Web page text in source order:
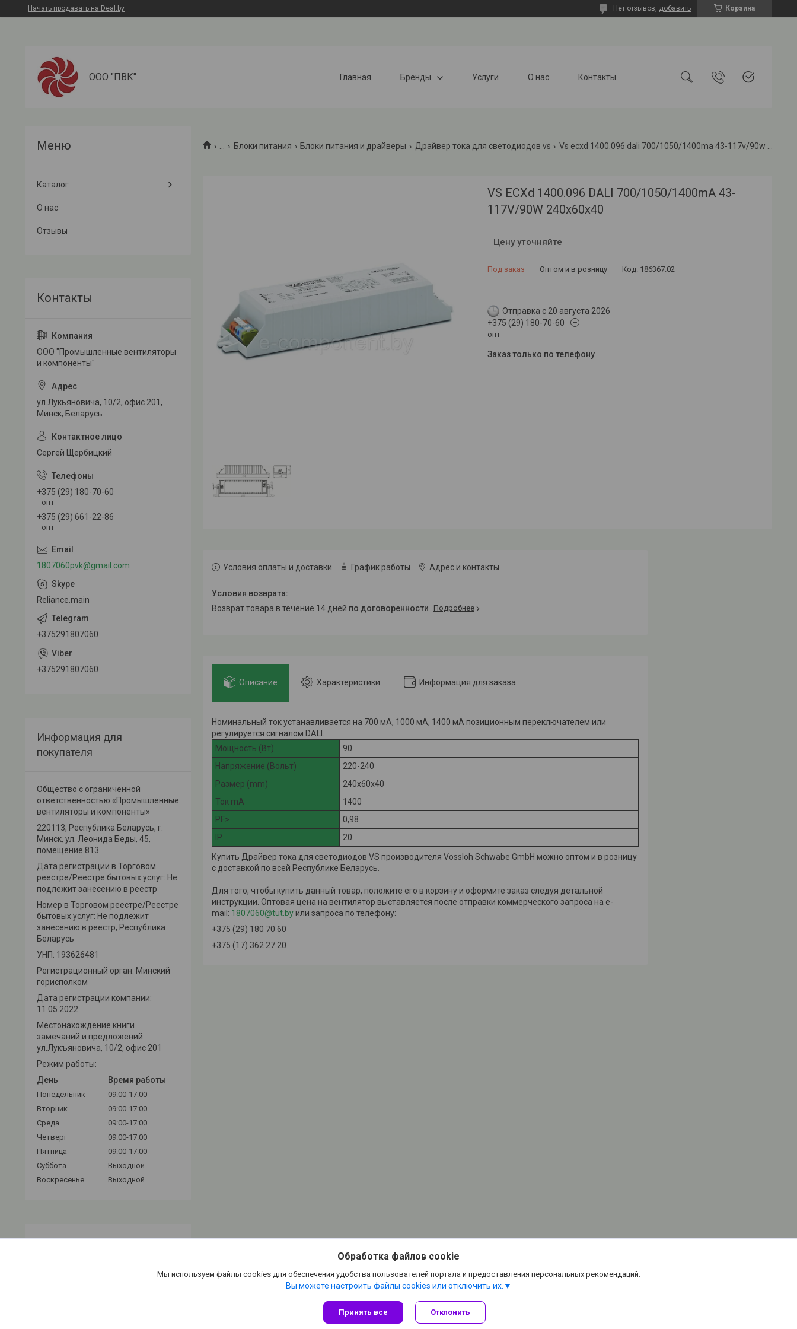
Начать продавать на Deal.by Корзина
Нет отзывов, добавить
ООО "ПВК" Главная Бренды Услуги О нас Контакты
Блоки питания Блоки питания и драйверы Драйвер тока для светодиодов vs
VS ECXd 1400.096 DALI 700/1050/1400mA 43-
117V/90W 240x60x40
Цену уточняйте
Под заказ Оптом и в розницу Код: 186367.02
Отправка с 20 августа 2026
+375 (29) 180-70-60
опт
Заказ только по телефону
Условия оплаты и доставки График работы Адрес и контакты
возврат товара в течение 14 дней по договоренности Подробнее
Описание Характеристики Информация для заказа
Номинальный ток устанавливается на 700 мА, 1000 мА, 1400 мА позиционным переключателем или
регулируется сигналом DALI.
Мощность (Вт)
90
Напряжение (Вольт)
220-240
Размер (mm)
240x60x40
Ток mA
1400
PF>
0,98
IP
20
Купить Драйвер тока для светодиодов VS производителя Vossloh Schwabe GmbH можно оптом и в розницу
с доставкой по всей Республике Беларусь.
Для того, чтобы купить данный товар, положите его в корзину и оформите заказ следуя детальной
инструкции. Оптовая цена на вентилятор выставляется после отправки коммерческого запроса на e-
mail: 1807060@tut.byили запроса по телефону:
+375 (29) 180 70 60
+375 (17) 362 27 20
Каталог
О нас
Отзывы
ООО "Промышленные вентиляторы
и компоненты"
ул.Лукьяновича, 10/2, офис 201,
Минск, Беларусь
Сергей Щербицкий
+375 (29) 180-70-60
опт
+375 (29) 661-22-86
опт
1807060pvk@gmail.com
Reliance.main
+375291807060
+375291807060
Информация для
покупателя
Общество с ограниченной
ответственностью «Промышленные
вентиляторы и компоненты»
220113, Республика Беларусь, г.
Минск, ул. Леонида Беды, 45,
помещение 813
Дата регистрации в Торговом
реестре/Реестре бытовых услуг: Не
подлежит занесению в реестр
Номер в Торговом реестре/Реестре
бытовых услуг: Не подлежит
занесению в реестр, Республика
Беларусь
УНП: 193626481
Регистрационный орган: Минский
горисполком
Дата регистрации компании:
11.05.2022
Местонахождение книги
замечаний и предложений:
ул.Лукъяновича, 10/2, офис 201
Режим работы:
День
Время работы
Понедельник
09:00-17:00
Вторник
09:00-17:00
Среда
09:00-17:00
Четверг
09:00-17:00
Пятница
09:00-17:00
Суббота
Выходной
Воскресенье
Выходной
Сайт создан на платформе Deal.by
Политика обработки файлов cookies
Обработка файлов cookie
Мы используем файлы cookies для обеспечения удобства пользователей портала и предоставления персональных рекомендаций.
Вы можете настроить файлы cookies или отключить их.
Принять все Отклонить